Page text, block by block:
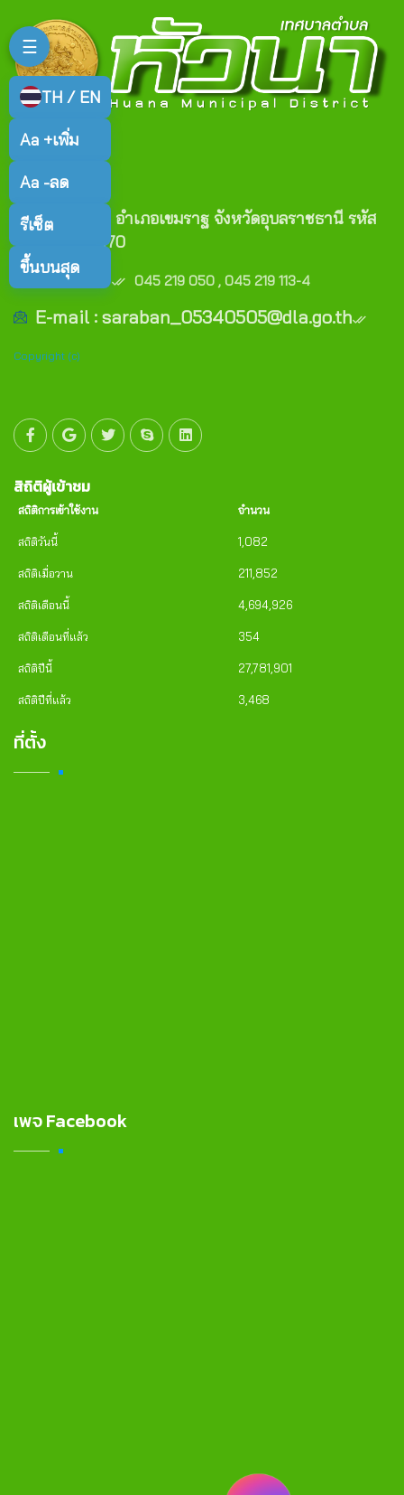
☰
TH / EN
Aa +เพิ่ม
Aa -ลด
รีเซ็ต
ขึ้นบนสุด
ติดต่อเรา
ตำบลหัวนา อำเภอเขมราฐ จังหวัดอุบลราชธานี รหัส
ไปรษณีย์ 34170
เบอร์โทร : 045 219 050 , 045 219 113-4
E-mail : saraban_05340505@dla.go.th
Copyright (c)
สิถิติผู้เข้าชม
สถิติการเข้าใช้งาน จำนวน
สถิติวันนี้ 1,082
สถิติเมื่อวาน 211,852
สถิติเดือนนี้ 4,694,926
สถิติเดือนที่แล้ว 354
สถิติปีนี้ 27,781,901
สถิติปีที่แล้ว 3,468
ที่ตั้ง
เพจ Facebook